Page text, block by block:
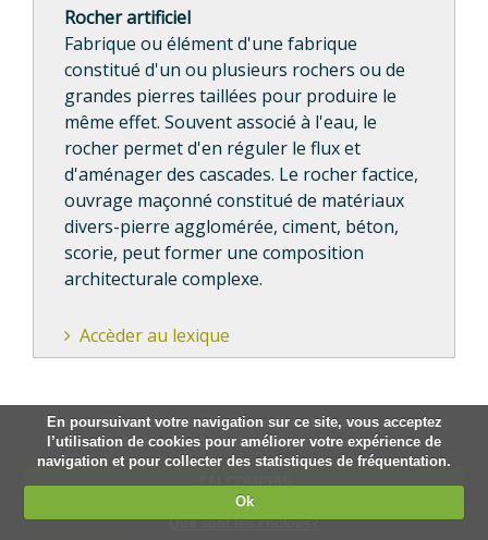
Rocher artificiel
Fabrique ou élément d'une fabrique
constitué d'un ou plusieurs rochers ou de
grandes pierres taillées pour produire le
même effet. Souvent associé à l'eau, le
rocher permet d'en réguler le flux et
d'aménager des cascades. Le rocher factice,
ouvrage maçonné constitué de matériaux
divers-pierre agglomérée, ciment, béton,
scorie, peut former une composition
architecturale complexe.
Accèder au lexique
Inscrivez-vous à notre newsletter mensuelle!
Nous utilisons des cookies à des fins statistiques, nous ne
stockons aucune donnée personnelle.
J'AI COMPRIS
Que sont les cookies?
En poursuivant votre navigation sur ce site, vous acceptez
l’utilisation de cookies pour améliorer votre expérience de
navigation et pour collecter des statistiques de fréquentation.
Ok